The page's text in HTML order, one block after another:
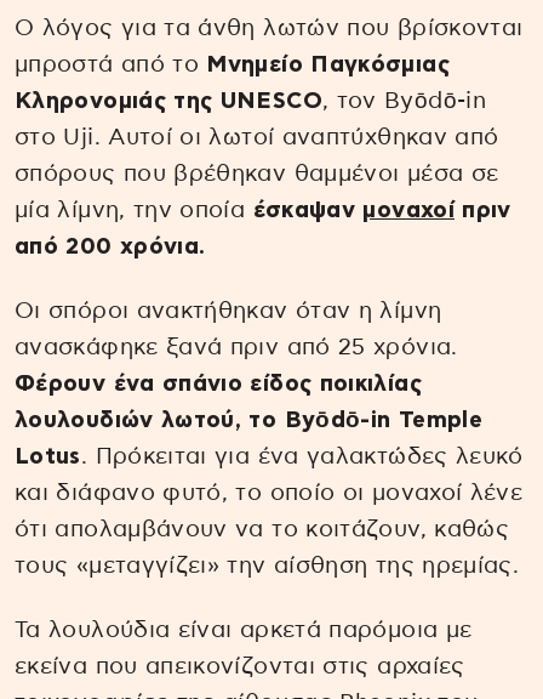
Ο λόγος για τα άνθη λωτών που βρίσκονται
μπροστά από το Μνημείο Παγκόσμιας
Κληρονομιάς της UNESCO, τον Byōdō-in
στο Uji. Αυτοί οι λωτοί αναπτύχθηκαν από
σπόρους που βρέθηκαν θαμμένοι μέσα σε
μία λίμνη, την οποία έσκαψαν μοναχοίπριν
από 200 χρόνια.
Οι σπόροι ανακτήθηκαν όταν η λίμνη
ανασκάφηκε ξανά πριν από 25 χρόνια.
Φέρουν ένα σπάνιο είδος ποικιλίας
λουλουδιών λωτού, το Byōdō-in Temple
Lotus. Πρόκειται για ένα γαλακτώδες λευκό
και διάφανο φυτό, το οποίο οι μοναχοί λένε
ότι απολαμβάνουν να το κοιτάζουν, καθώς
τους «μεταγγίζει» την αίσθηση της ηρεμίας.
Τα λουλούδια είναι αρκετά παρόμοια με
εκείνα που απεικονίζονται στις αρχαίες